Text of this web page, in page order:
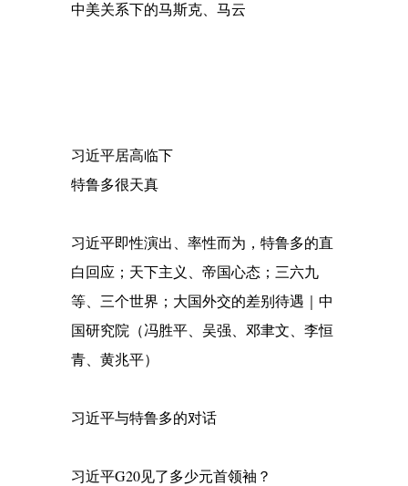
中美关系下的马斯克、马云
习近平居高临下
特鲁多很天真
习近平即性演出、率性而为，特鲁多的直
白回应；天下主义、帝国心态；三六九
等、三个世界；大国外交的差别待遇｜中
国研究院（冯胜平、吴强、邓聿文、李恒
青、黄兆平）
习近平与特鲁多的对话
习近平G20见了多少元首领袖？